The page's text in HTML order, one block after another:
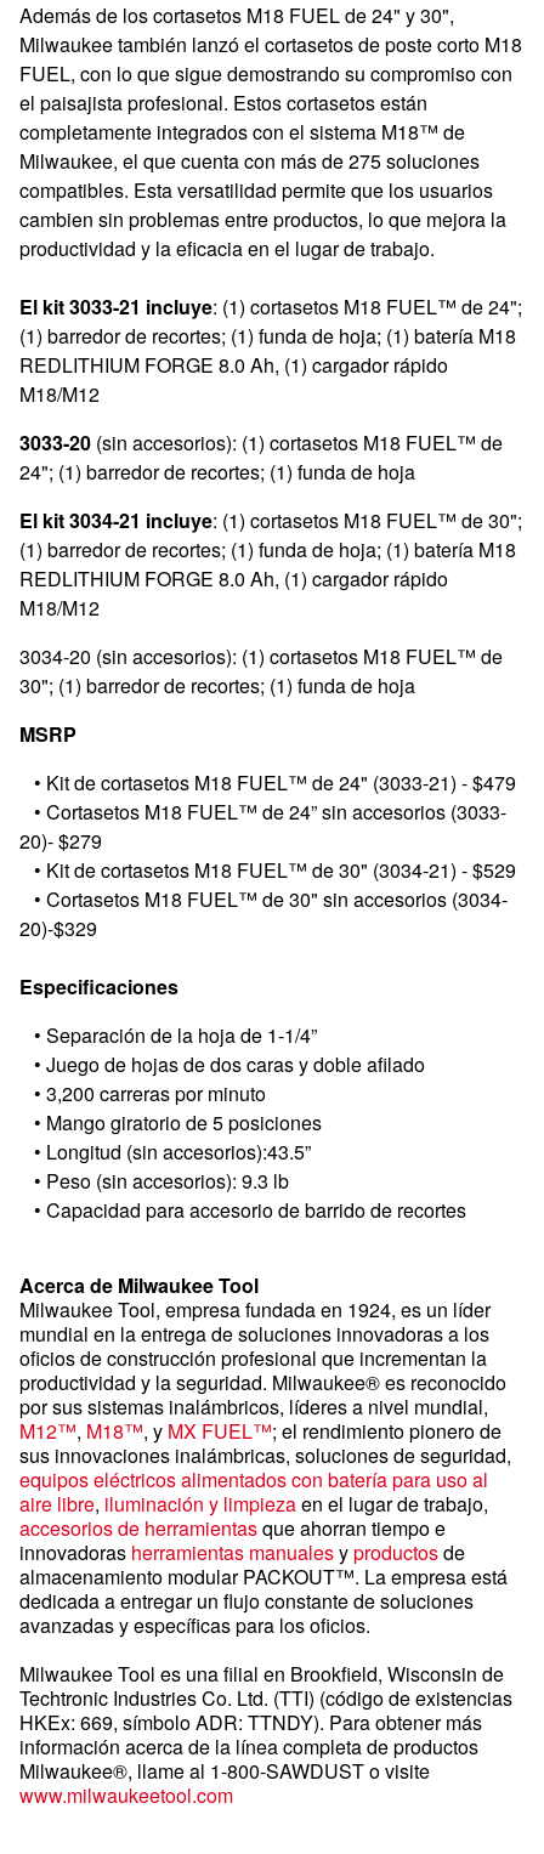
Además de los cortasetos M18 FUEL de 24" y 30",
Milwaukee también lanzó el cortasetos de poste corto M18
FUEL, con lo que sigue demostrando su compromiso con
el paisajista profesional. Estos cortasetos están
completamente integrados con el sistema M18™ de
Milwaukee, el que cuenta con más de 275 soluciones
compatibles. Esta versatilidad permite que los usuarios
cambien sin problemas entre productos, lo que mejora la
productividad y la eficacia en el lugar de trabajo.
El kit 3033-21 incluye: (1) cortasetos M18 FUEL™ de 24";
(1) barredor de recortes; (1) funda de hoja; (1) batería M18
REDLITHIUM FORGE 8.0 Ah, (1) cargador rápido
M18/M12
3033-20 (sin accesorios): (1) cortasetos M18 FUEL™ de
24"; (1) barredor de recortes; (1) funda de hoja
El kit 3034-21 incluye: (1) cortasetos M18 FUEL™ de 30";
(1) barredor de recortes; (1) funda de hoja; (1) batería M18
REDLITHIUM FORGE 8.0 Ah, (1) cargador rápido
M18/M12
3034-20 (sin accesorios): (1) cortasetos M18 FUEL™ de
30"; (1) barredor de recortes; (1) funda de hoja
MSRP
• Kit de cortasetos M18 FUEL™ de 24" (3033-21) - $479
• Cortasetos M18 FUEL™ de 24” sin accesorios (3033-
20)- $279
• Kit de cortasetos M18 FUEL™ de 30" (3034-21) - $529
• Cortasetos M18 FUEL™ de 30" sin accesorios (3034-
20)-$329
Especificaciones
• Separación de la hoja de 1-1/4”
• Juego de hojas de dos caras y doble afilado
• 3,200 carreras por minuto
• Mango giratorio de 5 posiciones
• Longitud (sin accesorios):43.5”
• Peso (sin accesorios): 9.3 lb
• Capacidad para accesorio de barrido de recortes
Acerca de Milwaukee Tool
Milwaukee Tool, empresa fundada en 1924, es un líder
mundial en la entrega de soluciones innovadoras a los
oficios de construcción profesional que incrementan la
productividad y la seguridad. Milwaukee® es reconocido
por sus sistemas inalámbricos, líderes a nivel mundial,
M12™, M18™, y MX FUEL™; el rendimiento pionero de
sus innovaciones inalámbricas, soluciones de seguridad,
equipos eléctricos alimentados con batería para uso al
aire libre, iluminación y limpiezaen el lugar de trabajo,
accesorios de herramientasque ahorran tiempo e
innovadoras herramientas manualesyproductosde
almacenamiento modular PACKOUT™. La empresa está
dedicada a entregar un flujo constante de soluciones
avanzadas y específicas para los oficios.
Milwaukee Tool es una filial en Brookfield, Wisconsin de
Techtronic Industries Co. Ltd. (TTI) (código de existencias
HKEx: 669, símbolo ADR: TTNDY). Para obtener más
información acerca de la línea completa de productos
Milwaukee®, llame al 1-800-SAWDUST o visite
www.milwaukeetool.com